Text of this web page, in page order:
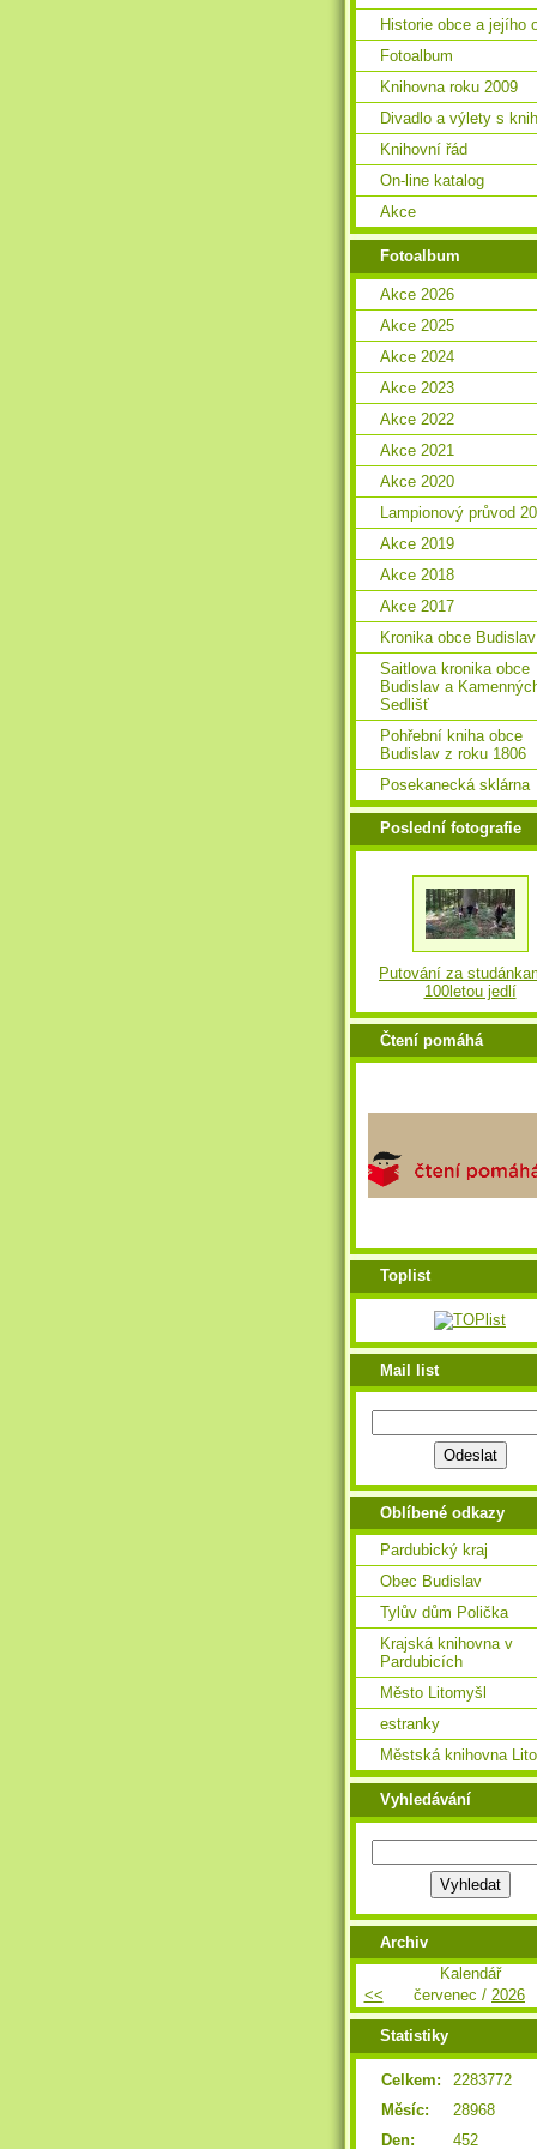
Historie obce a jejího
Fotoalbum
Knihovna roku 2009
Divadlo a výlety s
Knihovní řád
On-line katalog
Akce
Fotoalbum
Akce 2026
Akce 2025
Akce 2024
Akce 2023
Akce 2022
Akce 2021
Akce 2020
Lampionový průvod
Akce 2019
Akce 2018
Akce 2017
Kronika obce Budislav
Saitlova kronika obce
Budislav a
Sedlišť
Pohřební kniha obce
Budislav z roku 1806
Posekanecká sklárna
Poslední fotografie
Putování za
100letou jedlí
Čtení pomáhá
Toplist
Mail list
Oblíbené odkazy
Pardubický kraj
Obec Budislav
Tylův dům Polička
Krajská knihovna v
Pardubicích
Město Litomyšl
estranky
Městská knihovna
Vyhledávání
Archiv
Kalendář
<<
červenec / 2026
Statistiky
Celkem:
2283772
Měsíc:
28968
Den:
452